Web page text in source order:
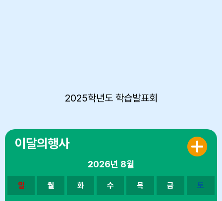
2025학년도 학습발표회
이달의행사
2026년 8월
일 월 화 수 목 금 토